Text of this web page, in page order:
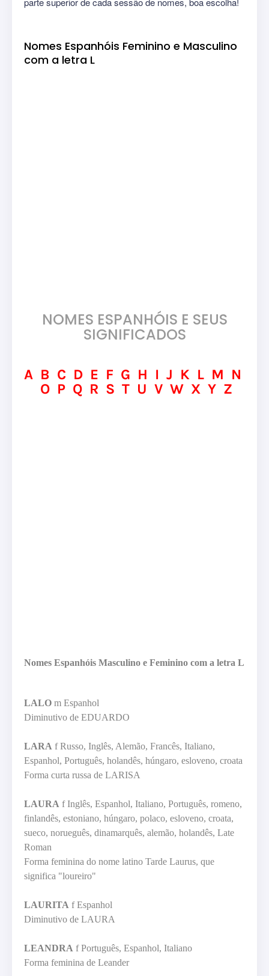
Nomes Espanhóis Feminino e Masculino
com a letra L
NOMES ESPANHÓIS E SEUS
SIGNIFICADOS
A B C D E F G H I J K L M N
O P Q R S T U V W X Y Z
Nomes Espanhóis Masculino e Feminino com a letra L
LALO m Espanhol
Diminutivo de EDUARDO
LARA f Russo, Inglês, Alemão, Francês, Italiano,
Espanhol, Português, holandês, húngaro, esloveno, croata
Forma curta russa de LARISA
LAURA f Inglês, Espanhol, Italiano, Português, romeno,
finlandês, estoniano, húngaro, polaco, esloveno, croata,
sueco, norueguês, dinamarquês, alemão, holandês, Late
Roman
Forma feminina do nome latino Tarde Laurus, que
significa "loureiro"
LAURITA f Espanhol
Diminutivo de LAURA
LEANDRA f Português, Espanhol, Italiano
Forma feminina de Leander